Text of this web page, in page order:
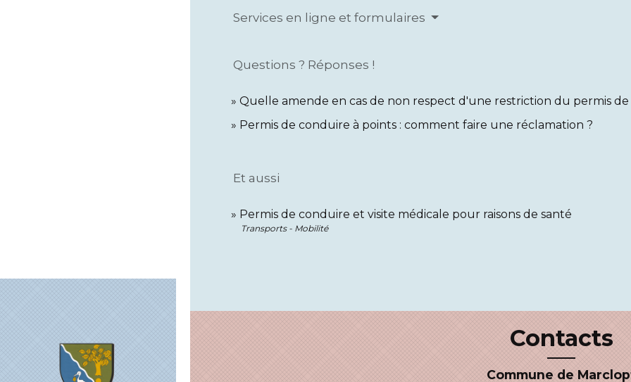
Services en ligne et formulaires
Questions ? Réponses !
Quelle amende en cas de non respect d'une restriction du permis
Permis de conduire à points : comment faire une réclamation ?
Et aussi
Permis de conduire et visite médicale pour raisons de santé
Transports - Mobilité
Contacts
Commune de